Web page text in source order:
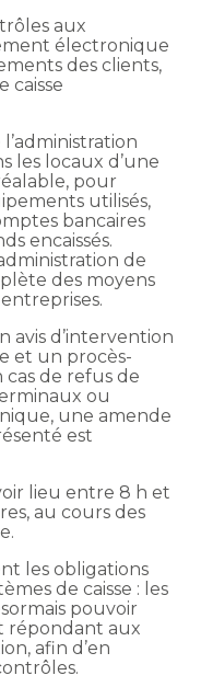
aux
électronique
des clients,
caisse
les locaux d’une
pour
utilisés,
bancaires
encaissés.
de
des moyens
avis d’intervention
et un procès-
cas de refus de
ou
une amende
est
lieu entre 8 h et
au cours des
les obligations
de caisse : les
pouvoir
répondant aux
afin d’en